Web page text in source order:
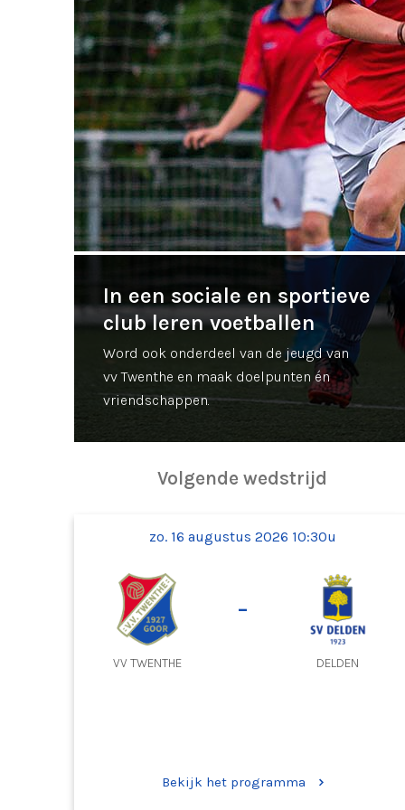
In een sociale en sportieve
club leren voetballen
Word ook onderdeel van de jeugd van
vv Twenthe en maak doelpunten én
vriendschappen.
Volgende wedstrijd
zo. 16 augustus 2026 10:30u
VV TWENTHE
-
DELDEN
Bekijk het programma